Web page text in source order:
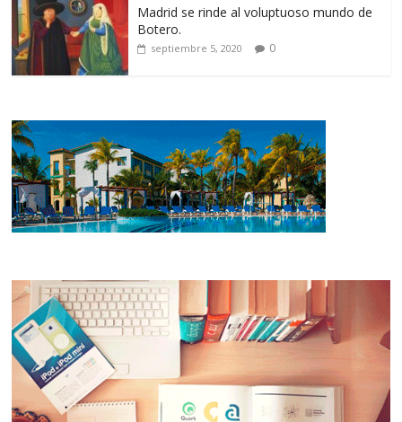
Madrid se rinde al voluptuoso mundo de
Botero.
septiembre 5, 2020 0